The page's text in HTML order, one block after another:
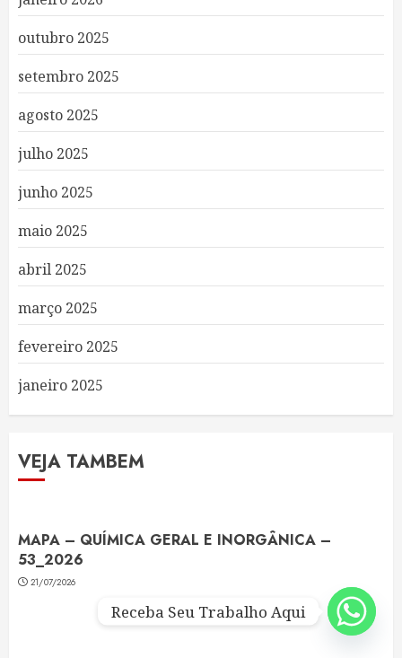
outubro 2025
setembro 2025
agosto 2025
julho 2025
junho 2025
maio 2025
abril 2025
março 2025
fevereiro 2025
janeiro 2025
VEJA TAMBEM
MAPA – QUÍMICA GERAL E INORGÂNICA –
53_2026
21/07/2026
Receba Seu Trabalho Aqui